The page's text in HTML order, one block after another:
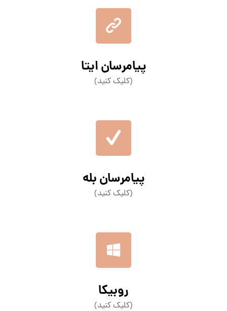
پیامرسان ایتا
(کلیک کنید)
پیامرسان بله
(کلیک کنید)
روبیکا
(کلیک کنید)